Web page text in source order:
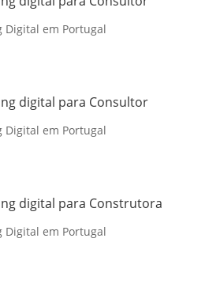
Digital em Portugal
digital para Consultor
Digital em Portugal
digital para Construtora
Digital em Portugal